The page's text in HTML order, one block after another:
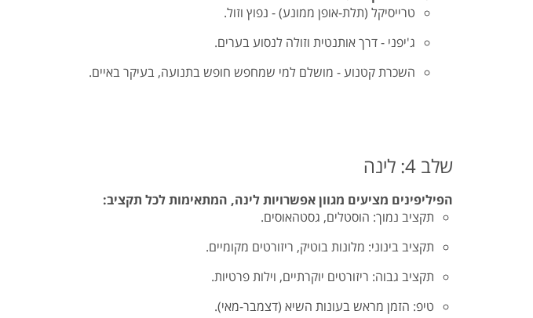
טרייסיקל (תלת-אופן ממונע) - נפוץ וזול.
ג'יפני - דרך אותנטית וזולה לנסוע בערים.
השכרת קטנוע - מושלם למי שמחפש חופש בתנועה, בעיקר באיים.
שלב 4: לינה
הפיליפינים מציעים מגוון אפשרויות לינה, המתאימות לכל תקציב:
תקציב נמוך: הוסטלים, גסטהאוסים.
תקציב בינוני: מלונות בוטיק, ריזורטים מקומיים.
תקציב גבוה: ריזורטים יוקרתיים, וילות פרטיות.
טיפ: הזמן מראש בעונות השיא (דצמבר-מאי).